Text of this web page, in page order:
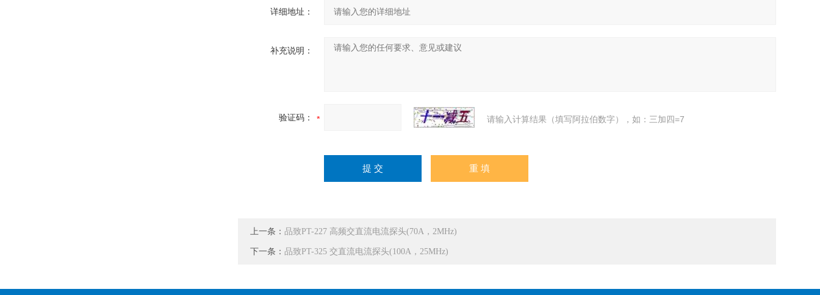
详细地址：
补充说明：
验证码： 请输入计算结果（填写阿拉伯数字），如：三加四=7
上一条： 品致PT-227 高频交直流电流探头(70A，2MHz)
下一条： 品致PT-325 交直流电流探头(100A，25MHz)